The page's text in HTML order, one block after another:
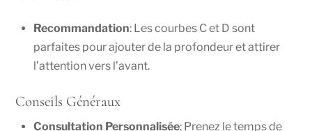
Recommandation: Les courbes C et D sont
parfaites pour ajouter de la profondeur et attirer
l’attention vers l’avant.
Conseils Généraux
Consultation Personnalisée: Prenez le temps de